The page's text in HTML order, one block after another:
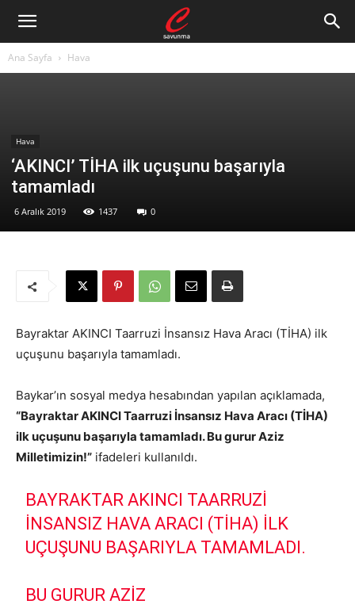
Ana Sayfa Hava
Hava
‘AKINCI’ TİHA ilk uçuşunu başarıyla
tamamladı
6 Aralık 2019 1437 0
Bayraktar AKINCI Taarruzi İnsansız Hava Aracı (TİHA) ilk
uçuşunu başarıyla tamamladı.
Baykar’ın sosyal medya hesabından yapılan açıklamada,
“Bayraktar AKINCI Taarruzi İnsansız Hava Aracı (TİHA)
ilk uçuşunu başarıyla tamamladı. Bu gurur Aziz
Milletimizin!” ifadeleri kullanıldı.
BAYRAKTAR AKINCI TAARRUZI
İNSANSIZ HAVA ARACI (TİHA) ILK
UÇUŞUNU BAŞARIYLA TAMAMLADI.
BU GURUR AZIZ